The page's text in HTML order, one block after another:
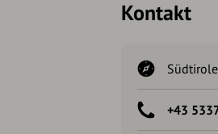
Kontakt
+43